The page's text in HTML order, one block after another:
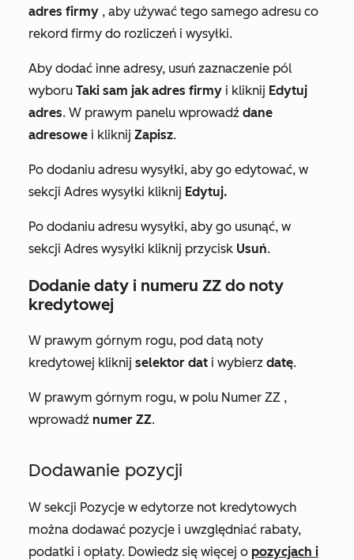
adres firmy , aby używać tego samego adresu co
rekord firmy do rozliczeń i wysyłki.
Aby dodać inne adresy, usuń zaznaczenie pól
wyboru Taki sam jak adres firmy i kliknij Edytuj
adres. W prawym panelu wprowadź dane
adresowe i kliknij Zapisz.
Po dodaniu adresu wysyłki, aby go edytować, w
sekcji Adres wysyłki kliknij Edytuj.
Po dodaniu adresu wysyłki, aby go usunąć, w
sekcji Adres wysyłki kliknij przycisk Usuń.
Dodanie daty i numeru ZZ do noty
kredytowej
W prawym górnym rogu, pod datą noty
kredytowej kliknij selektor dat i wybierz datę.
W prawym górnym rogu, w polu Numer ZZ ,
wprowadź numer ZZ.
Dodawanie pozycji
W sekcji Pozycje w edytorze not kredytowych
można dodawać pozycje i uwzględniać rabaty,
podatki i opłaty. Dowiedz się więcej o pozycjach i